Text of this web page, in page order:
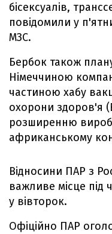
бісексуалів,
повідомили у
МЗС.
Бербок також
Німеччиною
частиною хабу
охорони здоров'я
розширенню
африканському
Відносини ПАР з
важливе місце під
у вівторок.
Офіційно ПАР